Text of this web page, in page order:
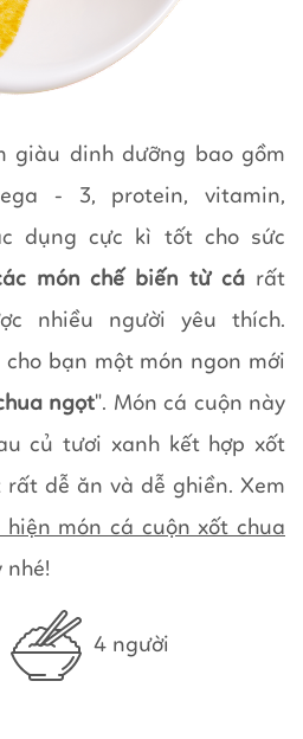
giàu dinh dưỡng bao gồm
- 3, protein, vitamin,
dụng cực kì tốt cho sức
món chế biến từ cá rất
nhiều người yêu thích.
bạn một món ngon mới
ngọt". Món cá cuộn này
củ tươi xanh kết hợp xốt
dễ ăn và dễ ghiền. Xem
món cá cuộn xốt chua
nhé!
4 người